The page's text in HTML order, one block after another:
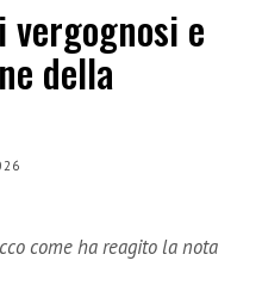
e
della
come ha reagito la nota